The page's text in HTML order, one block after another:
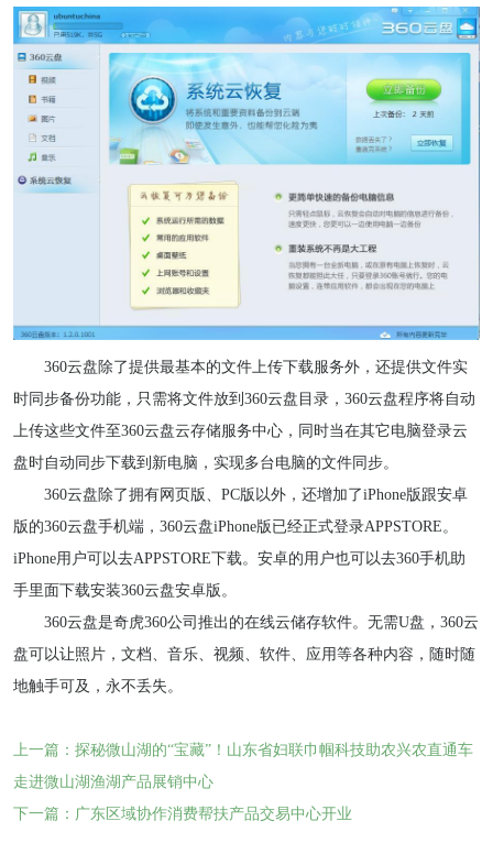
360云盘除了提供最基本的文件上传下载服务外，还提供文件实
时同步备份功能，只需将文件放到360云盘目录，360云盘程序将自动
上传这些文件至360云盘云存储服务中心，同时当在其它电脑登录云
盘时自动同步下载到新电脑，实现多台电脑的文件同步。
360云盘除了拥有网页版、PC版以外，还增加了iPhone版跟安卓
版的360云盘手机端，360云盘iPhone版已经正式登录APPSTORE。
iPhone用户可以去APPSTORE下载。安卓的用户也可以去360手机助
手里面下载安装360云盘安卓版。
360云盘是奇虎360公司推出的在线云储存软件。无需U盘，360云
盘可以让照片，文档、音乐、视频、软件、应用等各种内容，随时随
地触手可及，永不丢失。
上一篇：探秘微山湖的“宝藏”！山东省妇联巾帼科技助农兴农直通车
走进微山湖渔湖产品展销中心
下一篇：广东区域协作消费帮扶产品交易中心开业